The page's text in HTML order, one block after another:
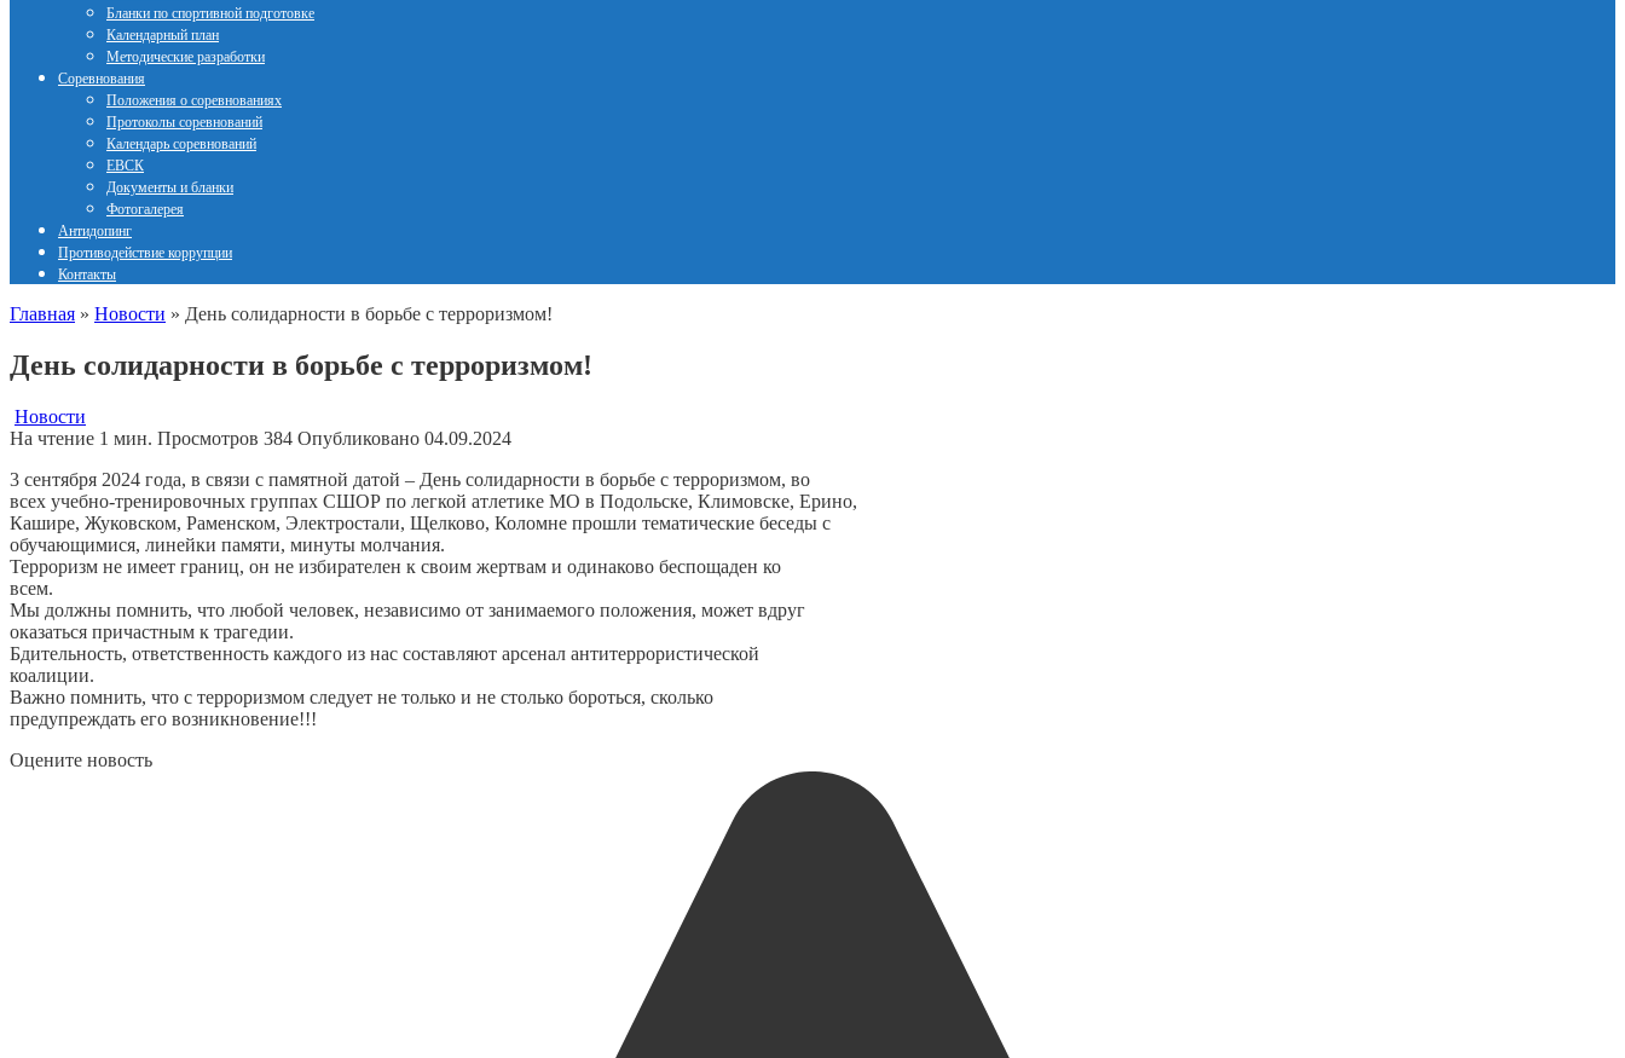
Бланки по спортивной подготовке
Календарный план
Методические разработки
Соревнования
Положения о соревнованиях
Протоколы соревнований
Календарь соревнований
ЕВСК
Документы и бланки
Фотогалерея
Антидопинг
Противодействие коррупции
Контакты
Главная » Новости » День солидарности в борьбе с терроризмом!
День солидарности в борьбе с терроризмом!
Новости
На чтение 1 мин. Просмотров 384 Опубликовано 04.09.2024
3 сентября 2024 года, в связи с памятной датой – День солидарности в борьбе с терроризмом, во
всех учебно-тренировочных группах СШОР по легкой атлетике МО в Подольске, Климовске, Ерино,
Кашире, Жуковском, Раменском, Электростали, Щелково, Коломне прошли тематические беседы с
обучающимися, линейки памяти, минуты молчания.
Терроризм не имеет границ, он не избирателен к своим жертвам и одинаково беспощаден ко
всем.
Мы должны помнить, что любой человек, независимо от занимаемого положения, может вдруг
оказаться причастным к трагедии.
Бдительность, ответственность каждого из нас составляют арсенал антитеррористической
коалиции.
Важно помнить, что с терроризмом следует не только и не столько бороться, сколько
предупреждать его возникновение!!!
Оцените новость